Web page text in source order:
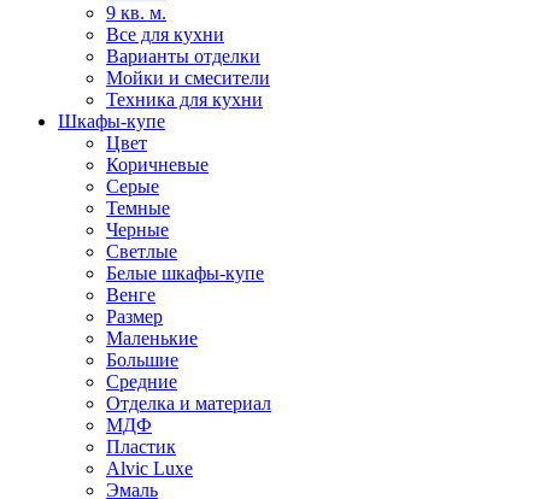
9 кв. м.
Все для кухни
Варианты отделки
Мойки и смесители
Техника для кухни
Шкафы-купе
Цвет
Коричневые
Серые
Темные
Черные
Светлые
Белые шкафы-купе
Венге
Размер
Маленькие
Большие
Средние
Отделка и материал
МДФ
Пластик
Alvic Luxe
Эмаль